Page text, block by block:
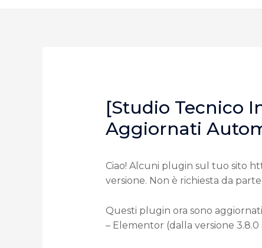
[Studio Tecnico
Aggiornati
Ciao! Alcuni plugin sul tuo sito
versione. Non è richiesta da
Questi plugin ora sono
– Elementor (dalla versione